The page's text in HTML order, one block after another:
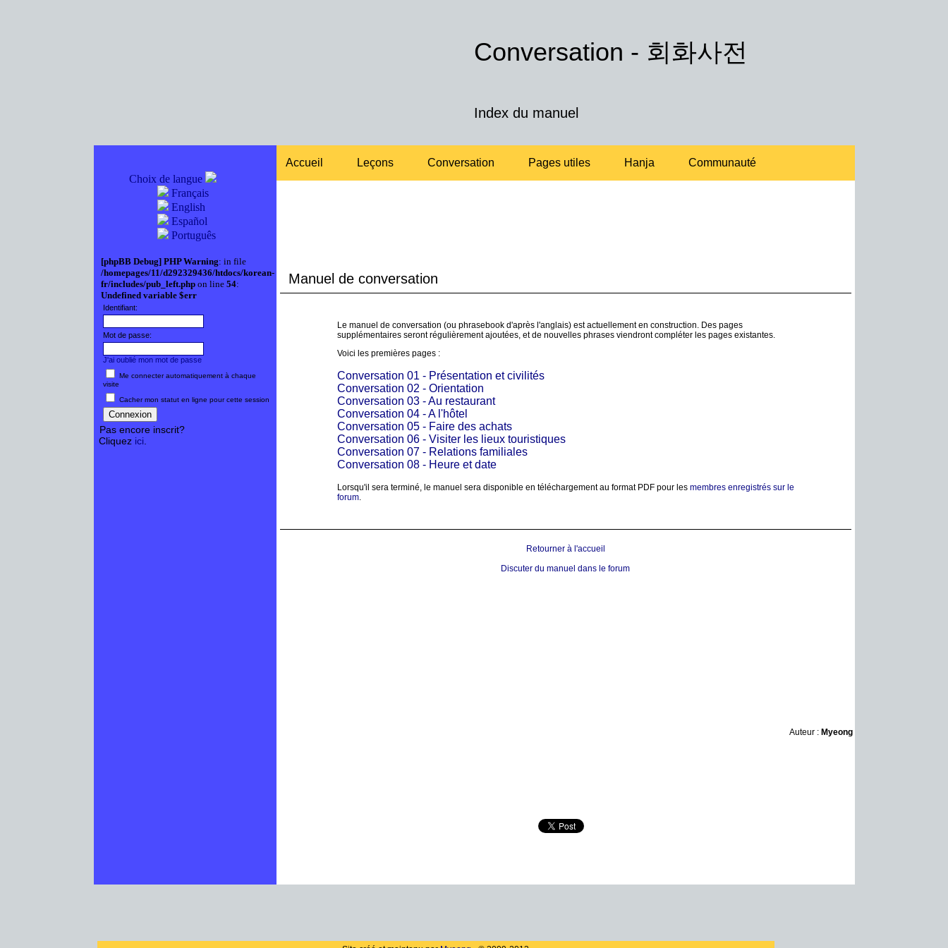
Conversation - 회화사전
Index du manuel
Choix de langue
Français
English
Español
Português
[phpBB Debug] PHP Warning: in file
/homepages/11/d292329436/htdocs/korean-
fr/includes/pub_left.phpon line 54:
Undefined variable $err
Identifiant:
Mot de passe:
J'ai oublié mon mot de passe
Me connecter automatiquement à chaque
visite
Cacher mon statut en ligne pour cette session
Pas encore inscrit?
Cliquez ici
Accueil Leçons Conversation Pages utiles Hanja Communauté
Manuel de conversation
Le manuel de conversation (ou phrasebook d'après l'anglais) est actuellement en construction. Des pages
supplémentaires seront régulièrement ajoutées, et de nouvelles phrases viendront compléter les pages existantes.
Voici les premières pages :
Conversation 01 - Présentation et civilités
Conversation 02 - Orientation
Conversation 03 - Au restaurant
Conversation 04 - A l'hôtel
Conversation 05 - Faire des achats
Conversation 06 - Visiter les lieux touristiques
Conversation 07 - Relations familiales
Conversation 08 - Heure et date
Lorsqu'il sera terminé, le manuel sera disponible en téléchargement au format PDF pour les membres enregistrés sur le
forum.
Retourner à l'accueil
Discuter du manuel dans le forum
Auteur : Myeong